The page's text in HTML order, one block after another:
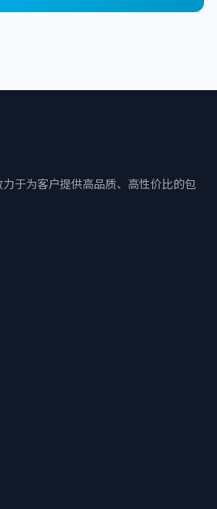
于为客户提供高品质、高性价比的包